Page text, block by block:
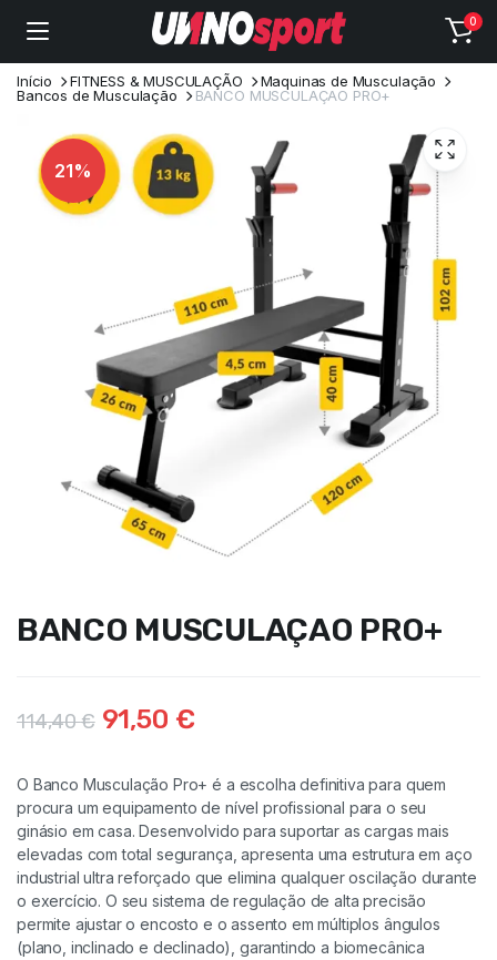
0
Início FITNESS & MUSCULAÇÃO
Maquinas de Musculação
Bancos de Musculação
BANCO MUSCULAÇAO PRO+
21%
BANCO MUSCULAÇAO PRO+
114,40€ 91,50 €
O Banco Musculação Pro+ é a escolha definitiva para quem
procura um equipamento de nível profissional para o seu
ginásio em casa. Desenvolvido para suportar as cargas mais
elevadas com total segurança, apresenta uma estrutura em aço
industrial ultra reforçado que elimina qualquer oscilação durante
o exercício. O seu sistema de regulação de alta precisão
permite ajustar o encosto e o assento em múltiplos ângulos
(plano, inclinado e declinado), garantindo a biomecânica